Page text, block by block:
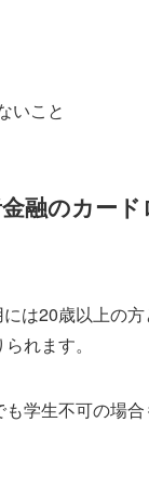
いこと
融のカー
は20歳以上の
れます。
学生不可の場